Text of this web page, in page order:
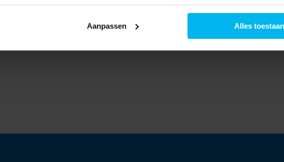
Aanpassen Alles toestaan
Hierdoor passen grote
onderkorf hebben handige
in te delen.